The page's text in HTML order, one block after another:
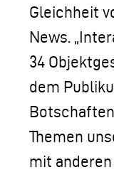
Gleichheit
News.
34
dem
Themen
mit anderen